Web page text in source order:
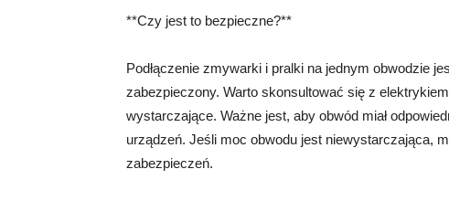
**Czy jest to bezpieczne?**
Podłączenie zmywarki i pralki na jednym obwodzie
zabezpieczony. Warto skonsultować się z
wystarczające. Ważne jest, aby obwód miał
urządzeń. Jeśli moc obwodu jest niewystarczająca,
zabezpieczeń.